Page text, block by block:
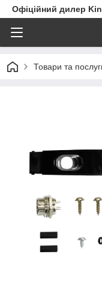
Офіційний дилер
Товари та